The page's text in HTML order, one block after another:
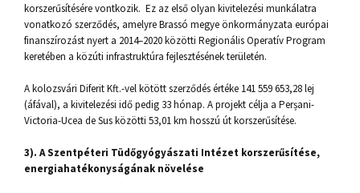
korszerűsítésére vontkozik. Ez az első olyan kivitelezési munkálatra
vonatkozó szerződés, amelyre Brassó megye önkormányzata európai
finanszírozást nyert a 2014–2020 közötti Regionális Operatív Program
keretében a közúti infrastruktúra fejlesztésének területén.
A kolozsvári Diferit Kft.-vel kötött szerződés értéke 141 559 653,28 lej
(áfával), a kivitelezési idő pedig 33 hónap. A projekt célja a Perșani-
Victoria-Ucea de Sus közötti 53,01 km hosszú út korszerűsítése.
3). A Szentpéteri Tüdőgyógyászati Intézet korszerűsítése,
energiahatékonyságának növelése